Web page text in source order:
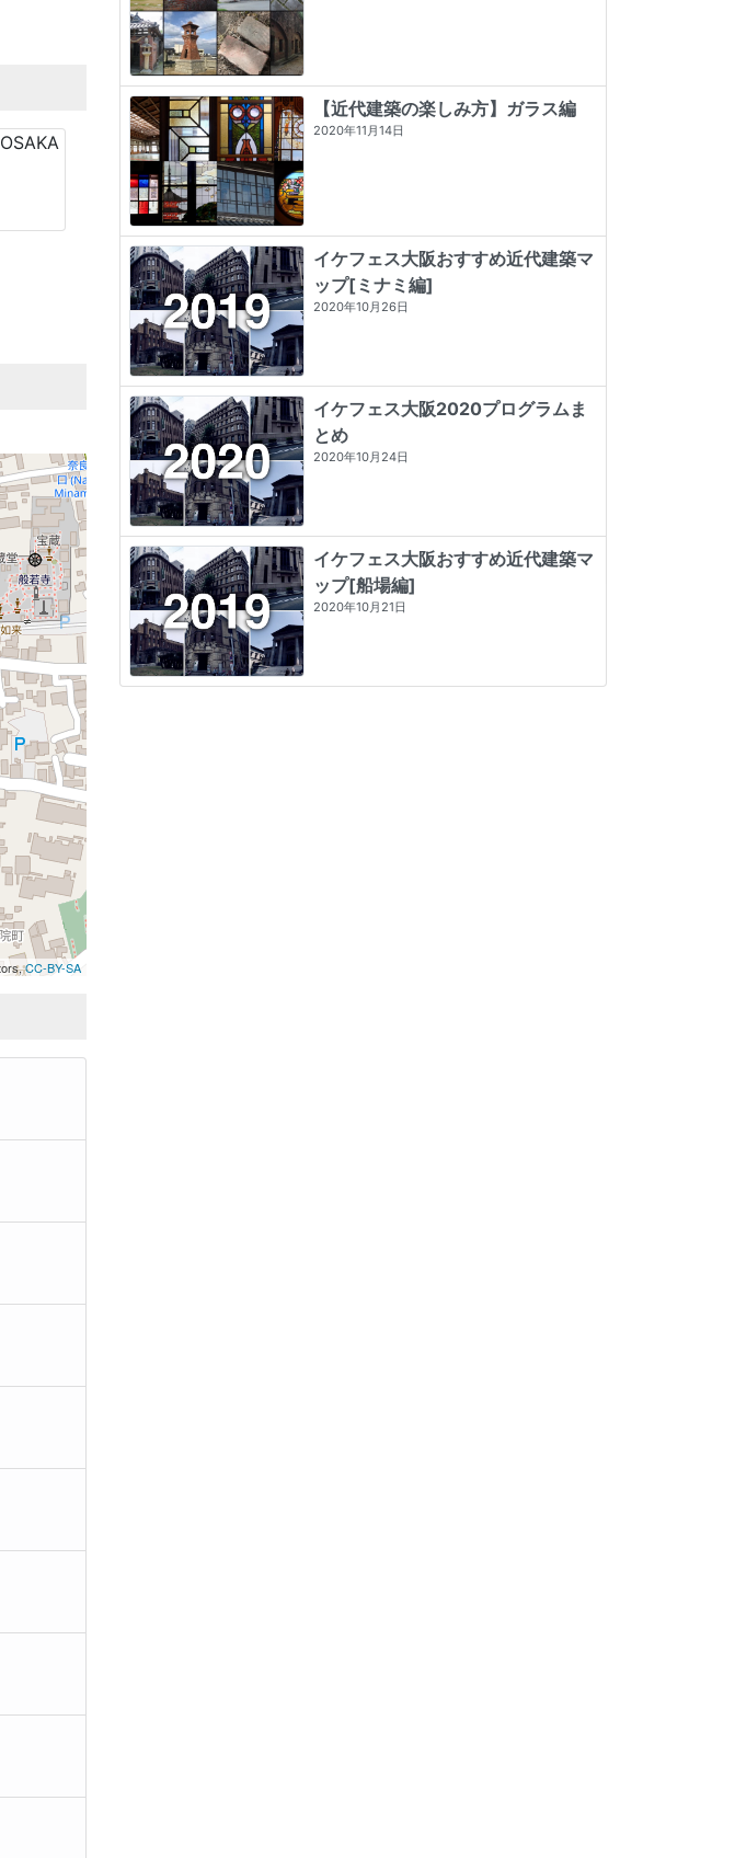
タイル建築探訪
0 (0)
東京店構え マテウシュ・ウルバノヴ
ィチ作品集
★★★★★5 (84)
近代建築そもそも講義（新潮新書）
CC-BY-SA
【近代建築の楽しみ方】ガラス編
2020年11月14日
イケフェス大阪おすすめ近代建築マ
ップ[ミナミ編]
2020年10月26日
イケフェス大阪2020プログラムま
とめ
2020年10月24日
イケフェス大阪おすすめ近代建築マ
ップ[船場編]
2020年10月21日